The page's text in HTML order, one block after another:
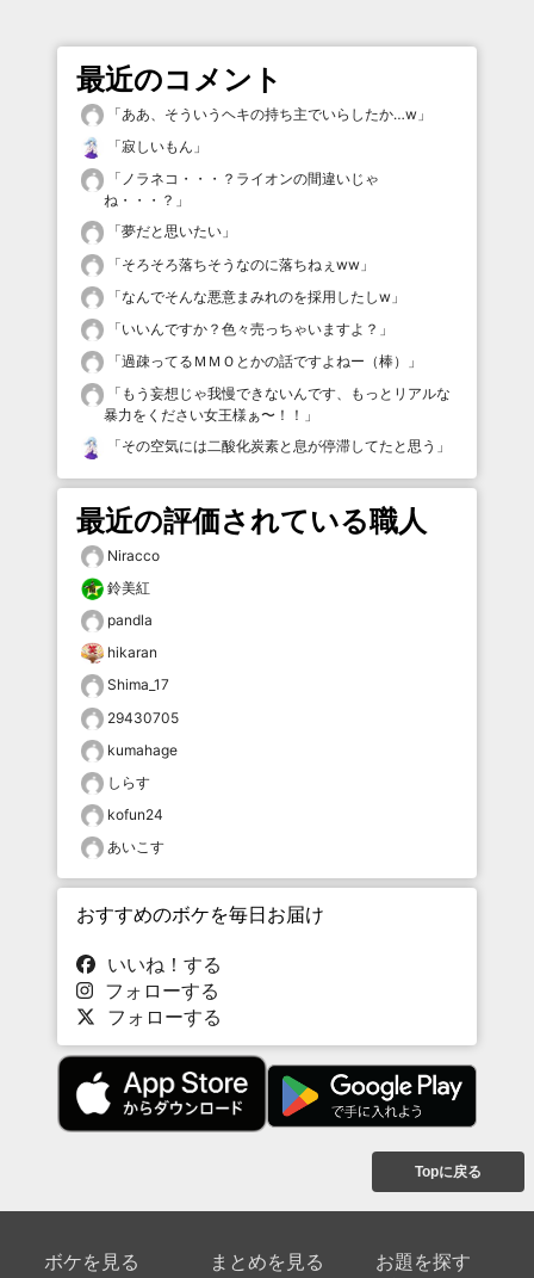
最近のコメント
「ああ、そういうヘキの持ち主でいらしたか…w 」
「寂しいもん 」
「 ノラネコ・・・？ライオンの間違いじゃ
ね・・・？ 」
「夢だと思いたい 」
「そろそろ落ちそうなのに落ちねぇww 」
「なんでそんな悪意まみれのを採用したしw 」
「いいんですか？色々売っちゃいますよ？ 」
「過疎ってるＭＭＯとかの話ですよねー（棒）
」
「 もう妄想じゃ我慢できないんです、もっとリアルな
暴力をください女王様ぁ〜！！ 」
「その空気には二酸化炭素と息が停滞してたと思う 」
最近の評価されている職人
Niracco
鈴美紅
pandla
hikaran
Shima_17
29430705
kumahage
しらす
kofun24
あいこす
おすすめのボケを毎日お届け
いいね！する
フォローする
フォローする
Topに戻る
ボケを見る まとめを見る お題を探す